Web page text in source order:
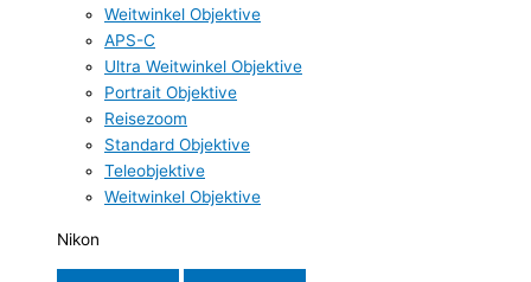
Weitwinkel Objektive
APS-C
Ultra Weitwinkel Objektive
Portrait Objektive
Reisezoom
Standard Objektive
Teleobjektive
Weitwinkel Objektive
Nikon